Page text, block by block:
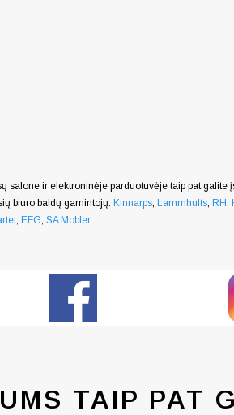
salone ir elektroninėje parduotuvėje taip pat
biuro baldų gamintojų: Kinnarps Lammhults RH
, EFG SA Mobler
TAIP PAT